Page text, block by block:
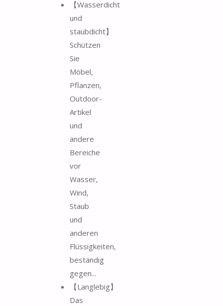
【Wasserdicht
und
staubdicht】
Schützen
Sie
Möbel,
Pflanzen,
Outdoor-
Artikel
und
andere
Bereiche
vor
Wasser,
Wind,
Staub
und
anderen
Flüssigkeiten,
beständig
gegen...
【Langlebig】
Das